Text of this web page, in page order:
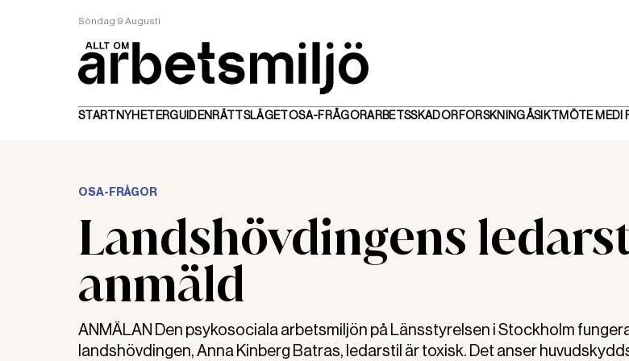
Söndag 9 Augusti
STARTNYHETERGUIDEN RÄTTSLÄGETOSA-FRÅGORARBETSSKADORFORSKNINGÅSIKTMÖTE MED
OSA-FRÅGOR
Landshövdingens
anmäld
ANMÄLAN Den psykosociala arbetsmiljön på Länsstyrelsen i Stockholm
landshövdingen, Anna Kinberg Batras, ledarstil är toxisk. Det anser